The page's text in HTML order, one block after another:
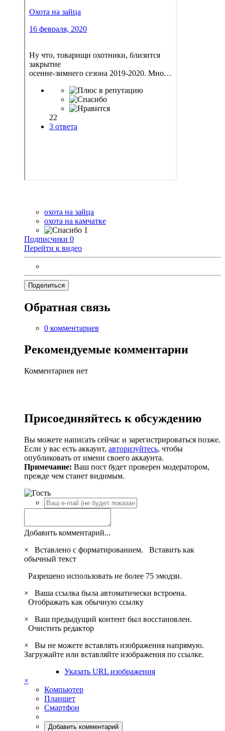
охота на зайца
охота на камчатке
1
Подписчики 0
Перейти к видео
Поделиться
Обратная связь
0 комментариев
Рекомендуемые комментарии
Комментариев нет
Присоединяйтесь к обсуждению
Вы можете написать сейчас и зарегистрироваться позже.
Если у вас есть аккаунт, авторизуйтесь, чтобы
опубликовать от имени своего аккаунта.
Примечание: Ваш пост будет проверен модератором,
прежде чем станет видимым.
Добавить комментарий...
×
Вставлено с форматированием. Вставить как
обычный текст
Разрешено использовать не более 75 эмодзи.
×
Ваша ссылка была автоматически встроена.
Отображать как обычную ссылку
×
Ваш предыдущий контент был восстановлен.
Очистить редактор
×
Вы не можете вставлять изображения напрямую.
Загружайте или вставляйте изображения по ссылке.
Указать URL изображения
×
Компьютер
Планшет
Смартфон
Добавить комментарий